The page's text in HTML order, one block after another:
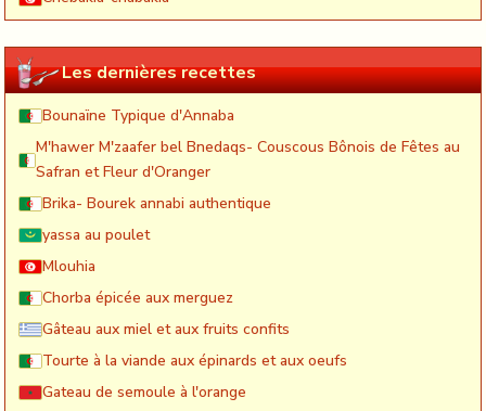
Les dernières recettes
Bounaïne Typique d'Annaba
M'hawer M'zaafer bel Bnedaqs- Couscous Bônois de Fêtes au
Safran et Fleur d'Oranger
Brika- Bourek annabi authentique
yassa au poulet
Mlouhia
Chorba épicée aux merguez
Gâteau aux miel et aux fruits confits
Tourte à la viande aux épinards et aux oeufs
Gateau de semoule à l'orange